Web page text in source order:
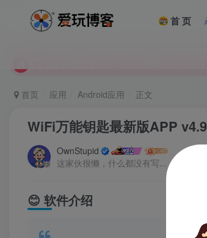
首 页
未找到所需资源？欢迎提交您的需求，我们将
苹果手机用户没有巨魔商店的点击此处获取保
首页 应用 Android应用 正文
WiFi万能钥匙最新版APP
OwnStupid
这家伙很懒，什么都没有写...
😊 软件介绍